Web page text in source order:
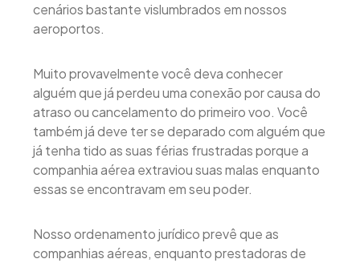
cenários bastante vislumbrados em nossos
aeroportos.
Muito provavelmente você deva conhecer
alguém que já perdeu uma conexão por causa do
atraso ou cancelamento do primeiro voo. Você
também já deve ter se deparado com alguém que
já tenha tido as suas férias frustradas porque a
companhia aérea extraviou suas malas enquanto
essas se encontravam em seu poder.
Nosso ordenamento jurídico prevê que as
companhias aéreas, enquanto prestadoras de